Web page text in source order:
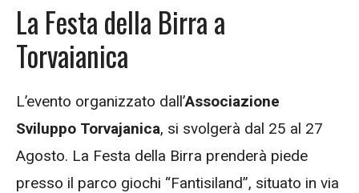
La Festa della Birra a
Torvaianica
L’evento organizzato dall’Associazione
Sviluppo Torvajanica, si svolgerà dal 25 al 27
Agosto. La Festa della Birra prenderà piede
presso il parco giochi “Fantisiland”, situato in via